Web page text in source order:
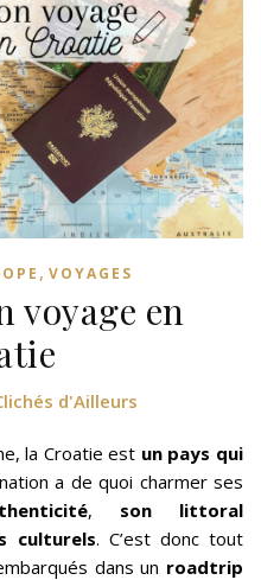
, VOYAGES
voyage en
d'Ailleurs
la Croatie est un pays qui
a de quoi charmer ses
, son littoral
culturels. C’est donc tout
dans un roadtrip